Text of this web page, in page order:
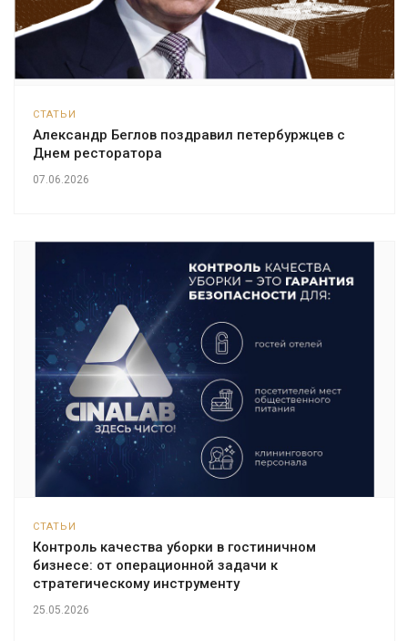
СТАТЬИ
Александр Беглов поздравил петербуржцев с
Днем ресторатора
07.06.2026
СТАТЬИ
Контроль качества уборки в гостиничном
бизнесе: от операционной задачи к
стратегическому инструменту
25.05.2026